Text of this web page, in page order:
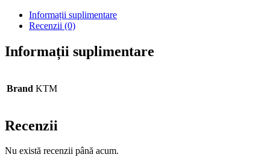
Informații suplimentare
Recenzii (0)
Informații suplimentare
Brand KTM
Recenzii
Nu există recenzii până acum.